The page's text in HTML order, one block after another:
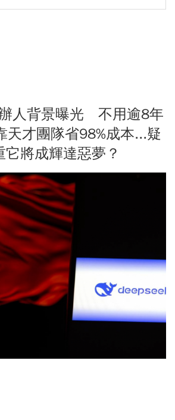
人背景曝光 不用逾8年
天才團隊省98%成本...疑
它將成輝達惡夢？